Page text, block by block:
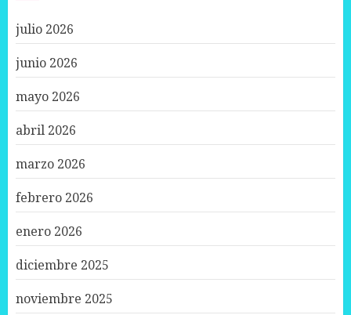
julio 2026
junio 2026
mayo 2026
abril 2026
marzo 2026
febrero 2026
enero 2026
diciembre 2025
noviembre 2025